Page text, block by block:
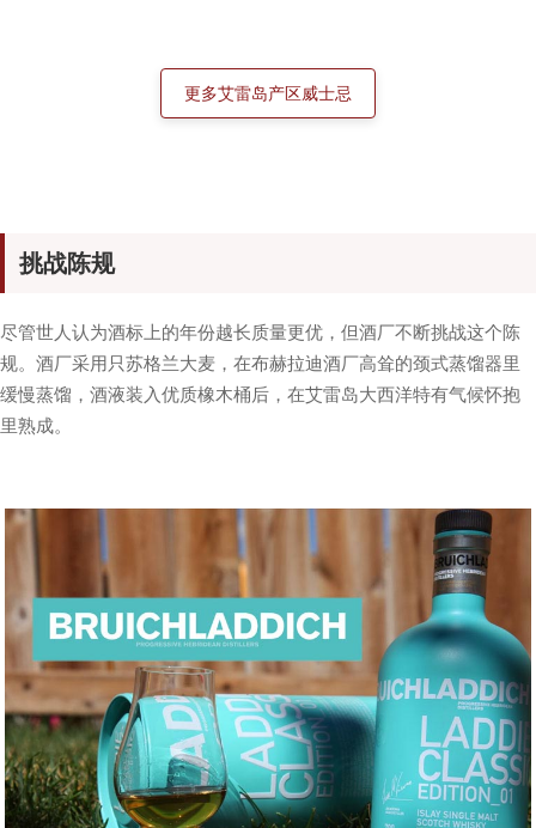
挑战陈规
尽管世人认为酒标上的年份越长质量更优，但酒厂不断挑战这个陈
规。 酒厂采用只苏格兰大麦，在布赫拉迪酒厂高耸的颈式蒸馏器里
缓慢蒸馏，酒液装入优质橡木桶后，在艾雷岛大西洋特有气候怀抱
里熟成。